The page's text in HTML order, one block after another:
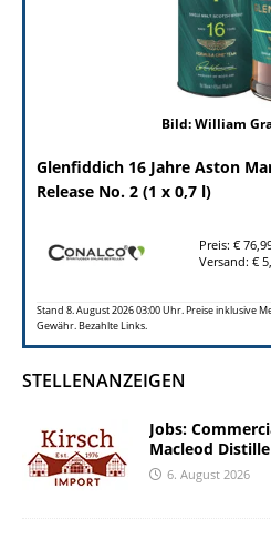
Bild: William
Glenfiddich 16 Jahre Aston
Release No. 2 (1 x 0,7 l)
Preis: €
Versand: €
Stand 8. August 2026 03:00 Uhr. Preise inklusive
Gewähr. Bezahlte Links.
STELLENANZEIGEN
Jobs:
Macleod
6. August 2026